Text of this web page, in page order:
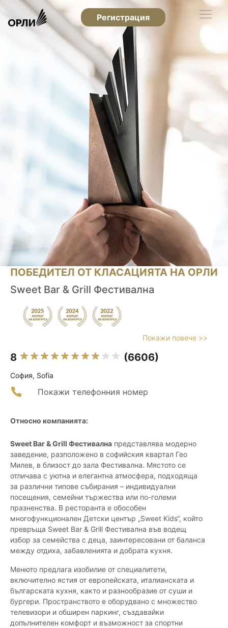
Регистрация
ПОБЕДИТЕЛ ОТ КЛАСАЦИЯТА НА ОРЛИ
Sweet Bar & Grill Фестивална
Покажи повече >>
8 (6606)
София, Sofia
Покажи телефонния номер
Относно компанията:
Sweet Bar & Grill Фестивална представлява модерно
заведение, разположено в софийския квартал Гео
Милев, в близост до зала Фестивална. Мястото се
отличава с уютна и елегантна атмосфера, подходяща
за различни типове събирания – индивидуални
посещения, семейни тържества или по-големи
празненства. В ресторанта е обособен
многофункционален Детски център „Sweet Kids“, който
превръща Sweet Bar & Grill Фестивална във водещ
избор за семейства с деца, заинтересовани от баланса
между отдиха, забавленията и добрата кухня.
Менюто предлага изобилие от специалитети,
включително ястия от европейската, италианската и
българската кухня, както и разнообразие от суши и
бургери. Пространството е оборудвано с множество
телевизори и обширен паркинг, създавайки
допълнителен комфорт и възможност за спортни